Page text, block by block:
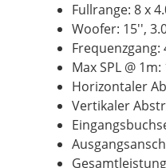
Fullrange: 8 x
Woofer: 15'',
Frequenzgang:
Max SPL @
Horizontaler
Vertikaler